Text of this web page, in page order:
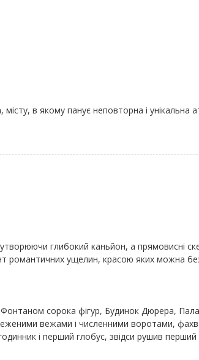
в якому панує неповторна і унікальна
глибокий каньйон, а прямовисні
романтичних ущелин, красою яких можна
сорока фігур, Будинок Дюрера,
вежами і численними воротами,
і перший глобус, звідси рушив